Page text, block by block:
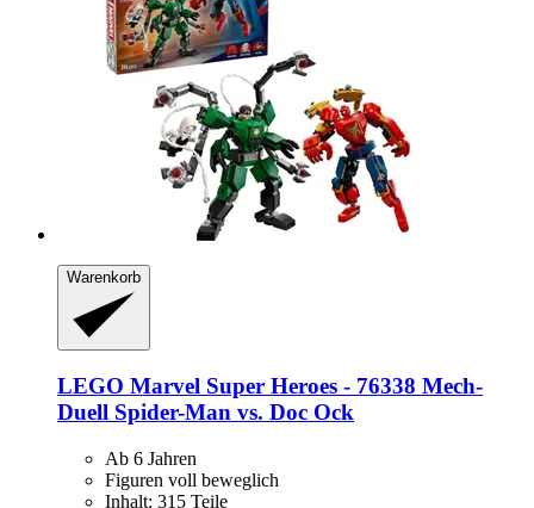
Warenkorb
LEGO Marvel Super Heroes -​ 76338 Mech-​
Duell Spider-​Man vs. Doc Ock
Ab 6 Jahren
Figuren voll beweglich
Inhalt: 315 Teile